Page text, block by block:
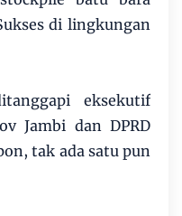
di lingkungan
eksekutif
Jambi dan DPRD
tak ada satu pun